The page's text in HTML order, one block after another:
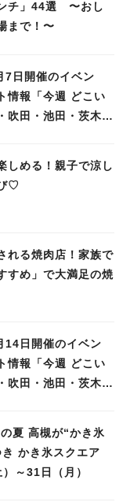
チ」44選 〜おし
まで！〜
7日開催のイベン
情報「今週 どこい
吹田・池田・茨木・
しめる！親子で涼し
♡
れる焼肉店！家族で
すめ」で大満足の焼
14日開催のイベン
情報「今週 どこい
吹田・池田・茨木・
夏 高槻が“かき氷
かき氷スクエア
～31日（月）